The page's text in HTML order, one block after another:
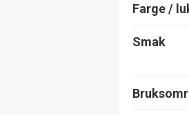
Farge /
Smak